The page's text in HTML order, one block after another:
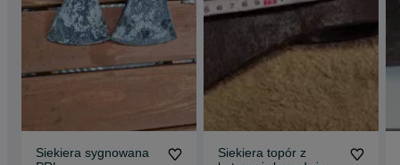
Siekiera sygnowana
Siekiera topór z